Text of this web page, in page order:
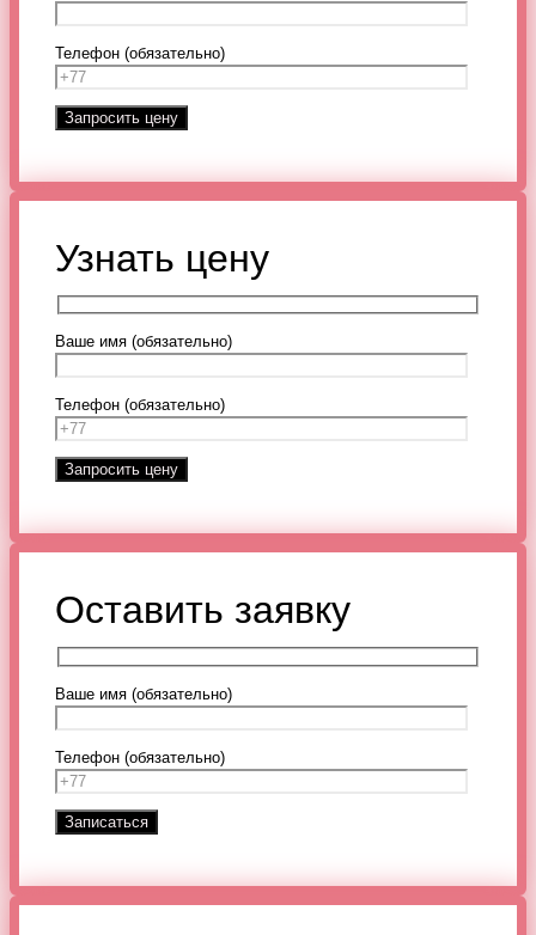
Телефон (обязательно)
Узнать цену
Ваше имя (обязательно)
Телефон (обязательно)
Оставить заявку
Ваше имя (обязательно)
Телефон (обязательно)